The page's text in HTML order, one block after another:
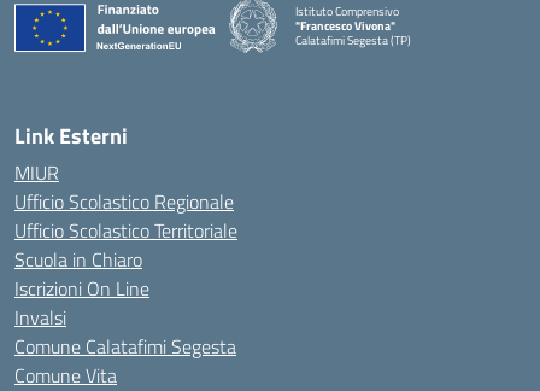
Istituto Comprensivo
"Francesco Vivona"
Calatafimi Segesta (TP)
— Visita la pagina iniziale della scuola
Link Esterni
MIUR
Ufficio Scolastico Regionale
Ufficio Scolastico Territoriale
Scuola in Chiaro
Iscrizioni On Line
Invalsi
Comune Calatafimi Segesta
Comune Vita